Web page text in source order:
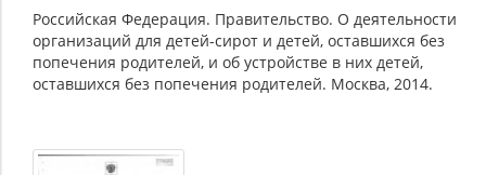
Российская Федерация. Правительство. О деятельности
организаций для детей-сирот и детей, оставшихся без
попечения родителей, и об устройстве в них детей,
оставшихся без попечения родителей. Москва, 2014.